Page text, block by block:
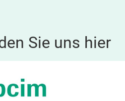
Sie uns hier